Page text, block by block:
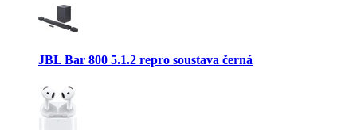
JBL Bar 800 5.1.2 repro soustava černá